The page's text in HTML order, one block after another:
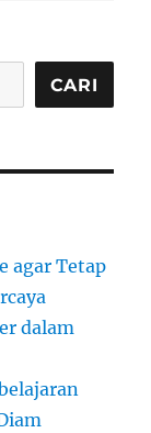
CARI
agar Tetap
dalam